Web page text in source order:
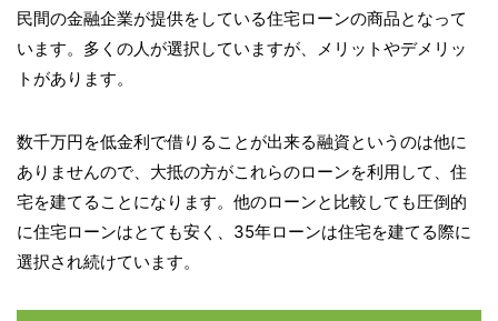
民間の金融企業が提供をしている住宅ローンの商品となって
います。多くの人が選択していますが、メリットやデメリッ
トがあります。
数千万円を低金利で借りることが出来る融資というのは他に
ありませんので、大抵の方がこれらのローンを利用して、住
宅を建てることになります。他のローンと比較しても圧倒的
に住宅ローンはとても安く、35年ローンは住宅を建てる際に
選択され続けています。